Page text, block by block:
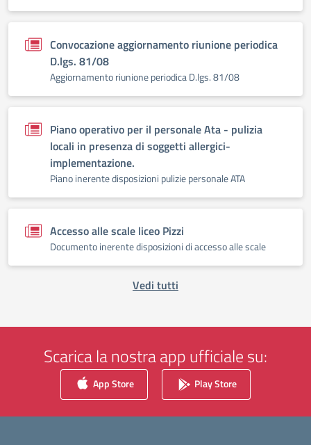
Convocazione aggiornamento riunione periodica
D.lgs. 81/08
Aggiornamento riunione periodica D.lgs. 81/08
Piano operativo per il personale Ata - pulizia
locali in presenza di soggetti allergici-
implementazione.
Piano inerente disposizioni pulizie personale ATA
Accesso alle scale liceo Pizzi
Documento inerente disposizioni di accesso alle scale
Vedi tutti
Scarica la nostra app ufficiale su:
App Store Play Store